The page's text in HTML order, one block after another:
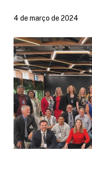
4 de março de 2024